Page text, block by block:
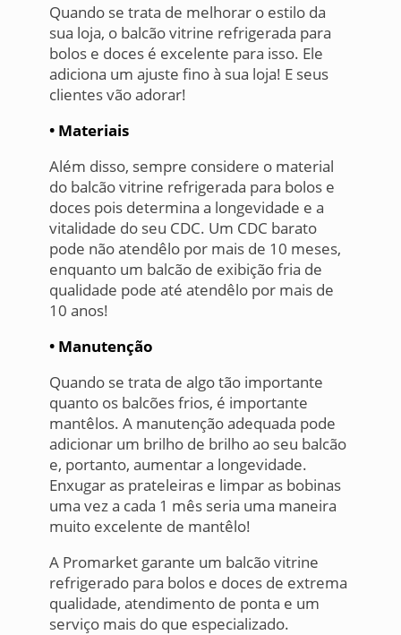
Quando se trata de melhorar o estilo da
sua loja, o balcão vitrine refrigerada para
bolos e doces é excelente para isso. Ele
adiciona um ajuste fino à sua loja! E seus
clientes vão adorar!
• Materiais
Além disso, sempre considere o material
do balcão vitrine refrigerada para bolos e
doces pois determina a longevidade e a
vitalidade do seu CDC. Um CDC barato
pode não atendêlo por mais de 10 meses,
enquanto um balcão de exibição fria de
qualidade pode até atendêlo por mais de
10 anos!
• Manutenção
Quando se trata de algo tão importante
quanto os balcões frios, é importante
mantêlos. A manutenção adequada pode
adicionar um brilho de brilho ao seu balcão
e, portanto, aumentar a longevidade.
Enxugar as prateleiras e limpar as bobinas
uma vez a cada 1 mês seria uma maneira
muito excelente de mantêlo!
A Promarket garante um balcão vitrine
refrigerado para bolos e doces de extrema
qualidade, atendimento de ponta e um
serviço mais do que especializado.